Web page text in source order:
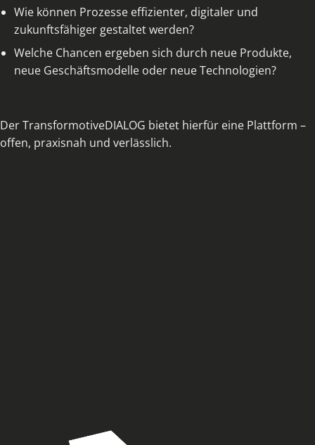
Wie können Prozesse effizienter, digitaler und
zukunftsfähiger gestaltet werden?
Welche Chancen ergeben sich durch neue Produkte,
neue Geschäftsmodelle oder neue Technologien?
Der TransformotiveDIALOG bietet hierfür eine Plattform –
offen, praxisnah und verlässlich.